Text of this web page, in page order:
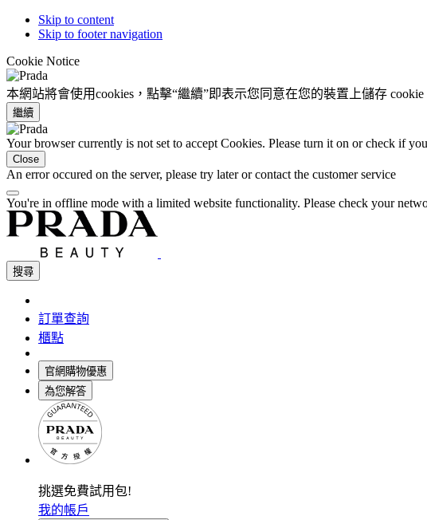
Skip to content
Skip to footer navigation
Cookie Notice
本網站將會使用cookies，點擊“繼續”即表示您同意在您的裝置上儲存
繼續
Your browser currently is not set to accept Cookies. Please turn it on or check if
Close
An error occured on the server, please try later or contact the customer service
You're in offline mode with a limited website functionality. Please check your
搜尋
訂單查詢
櫃點
官網購物優惠
為您解答
挑選免費試用包!
我的帳戶